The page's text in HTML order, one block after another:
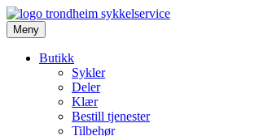
Meny
Butikk
Sykler
Deler
Klær
Bestill tjenester
Tilbehør